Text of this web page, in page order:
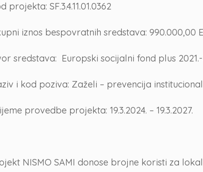
projekta: SF.3.4.11.01.0362
iznos bespovratnih sredstava: 990.000,00
sredstava: Europski socijalni fond plus 2021.-
i kod poziva: Zaželi – prevencija
provedbe projekta: 19.3.2024. – 19.3.2027.
NISMO SAMI donose brojne koristi za